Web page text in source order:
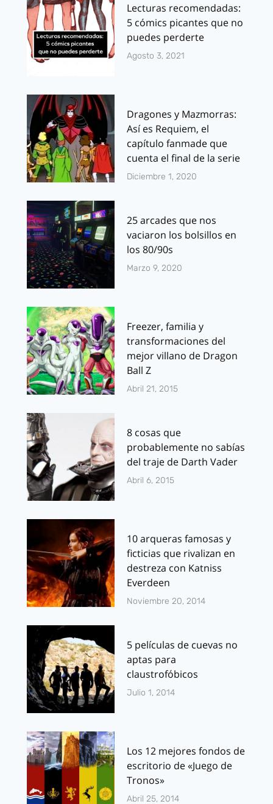
Lecturas recomendadas:
5 cómics picantes que no
puedes perderte
Agosto 3, 2021
Dragones y Mazmorras:
Así es Requiem, el
capítulo fanmade que
cuenta el final de la serie
Diciembre 1, 2020
25 arcades que nos
vaciaron los bolsillos en
los 80/90s
Marzo 9, 2020
Freezer, familia y
transformaciones del
mejor villano de Dragon
Ball Z
Abril 21, 2015
8 cosas que
probablemente no sabías
del traje de Darth Vader
Abril 6, 2015
10 arqueras famosas y
ficticias que rivalizan en
destreza con Katniss
Everdeen
Noviembre 20, 2014
5 películas de cuevas no
aptas para
claustrofóbicos
Julio 1, 2014
Los 12 mejores fondos de
escritorio de «Juego de
Tronos»
Abril 25, 2014